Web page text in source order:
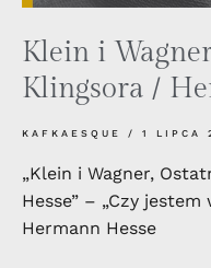
Klein i
Klingsora /
KAFKAESQUE 1 LIPCA
„Klein i Wagner,
Hesse” – „Czy
Hermann Hesse